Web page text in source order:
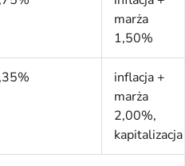
marża
1,50%
inflacja +
marża
2,00%,
kapitalizacja